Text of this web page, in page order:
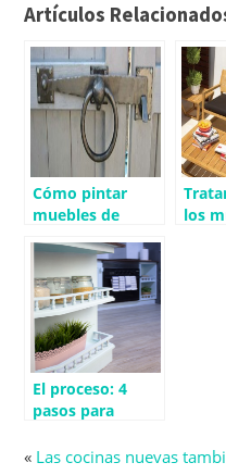
Artículos
Cómo pintar
muebles de
con aspecto forja
los
El proceso: 4
pasos para
muebles de tu
« Las cocinas nuevas